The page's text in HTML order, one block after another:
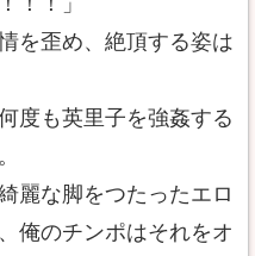
を歪め、絶頂する姿は
度も英里子を強姦する
麗な脚をつたったエロ
俺のチンポはそれをオ